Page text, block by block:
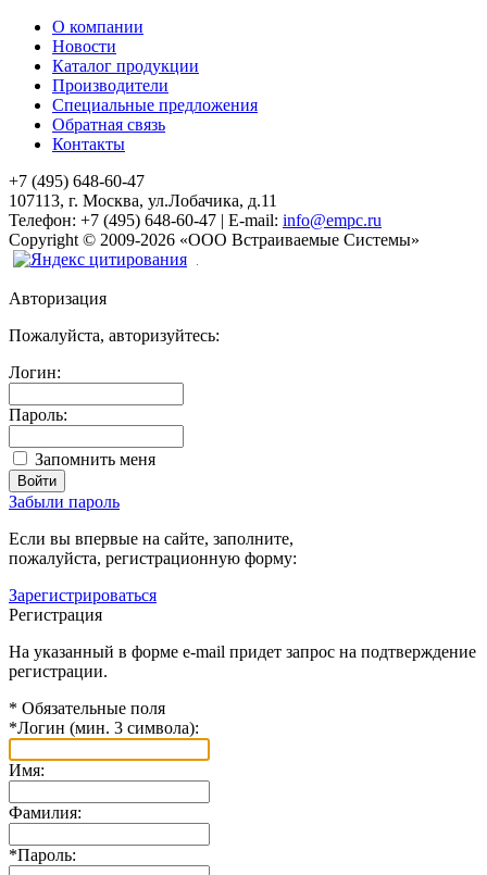
О компании
Новости
Каталог продукции
Производители
Специальные предложения
Обратная связь
Контакты
+7 (495) 648-60-47
107113, г. Москва, ул.Лобачика, д.11
Телефон: +7 (495) 648-60-47 | E-mail: info@empc.ru
Copyright © 2009-2026 «ООО Встраиваемые Системы»
Авторизация
Пожалуйста, авторизуйтесь:
Логин:
Пароль:
Запомнить меня
Забыли пароль
Если вы впервые на сайте, заполните,
пожалуйста, регистрационную форму:
Зарегистрироваться
Регистрация
На указанный в форме e-mail придет запрос на подтверждение
регистрации.
* Обязательные поля
*Логин (мин. 3 символа):
Имя:
Фамилия:
*Пароль: